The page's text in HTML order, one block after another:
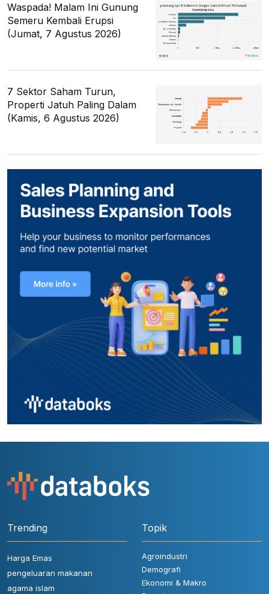
Waspada! Malam Ini Gunung
Semeru Kembali Erupsi
(Jumat, 7 Agustus 2026)
7 Sektor Saham Turun,
Properti Jatuh Paling Dalam
(Kamis, 6 Agustus 2026)
Trending
Harga Emas
pengeluaran makanan
agama islam
Topik
Agroindustri
Demografi
Ekonomi & Makro